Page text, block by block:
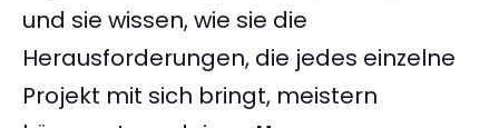
und sie wissen, wie sie die
Herausforderungen, die jedes einzelne
Projekt mit sich bringt, meistern